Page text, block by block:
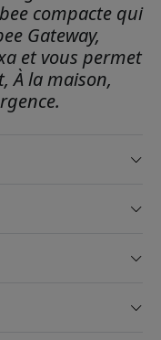
compacte qui
Gateway,
et vous permet
À la maison,